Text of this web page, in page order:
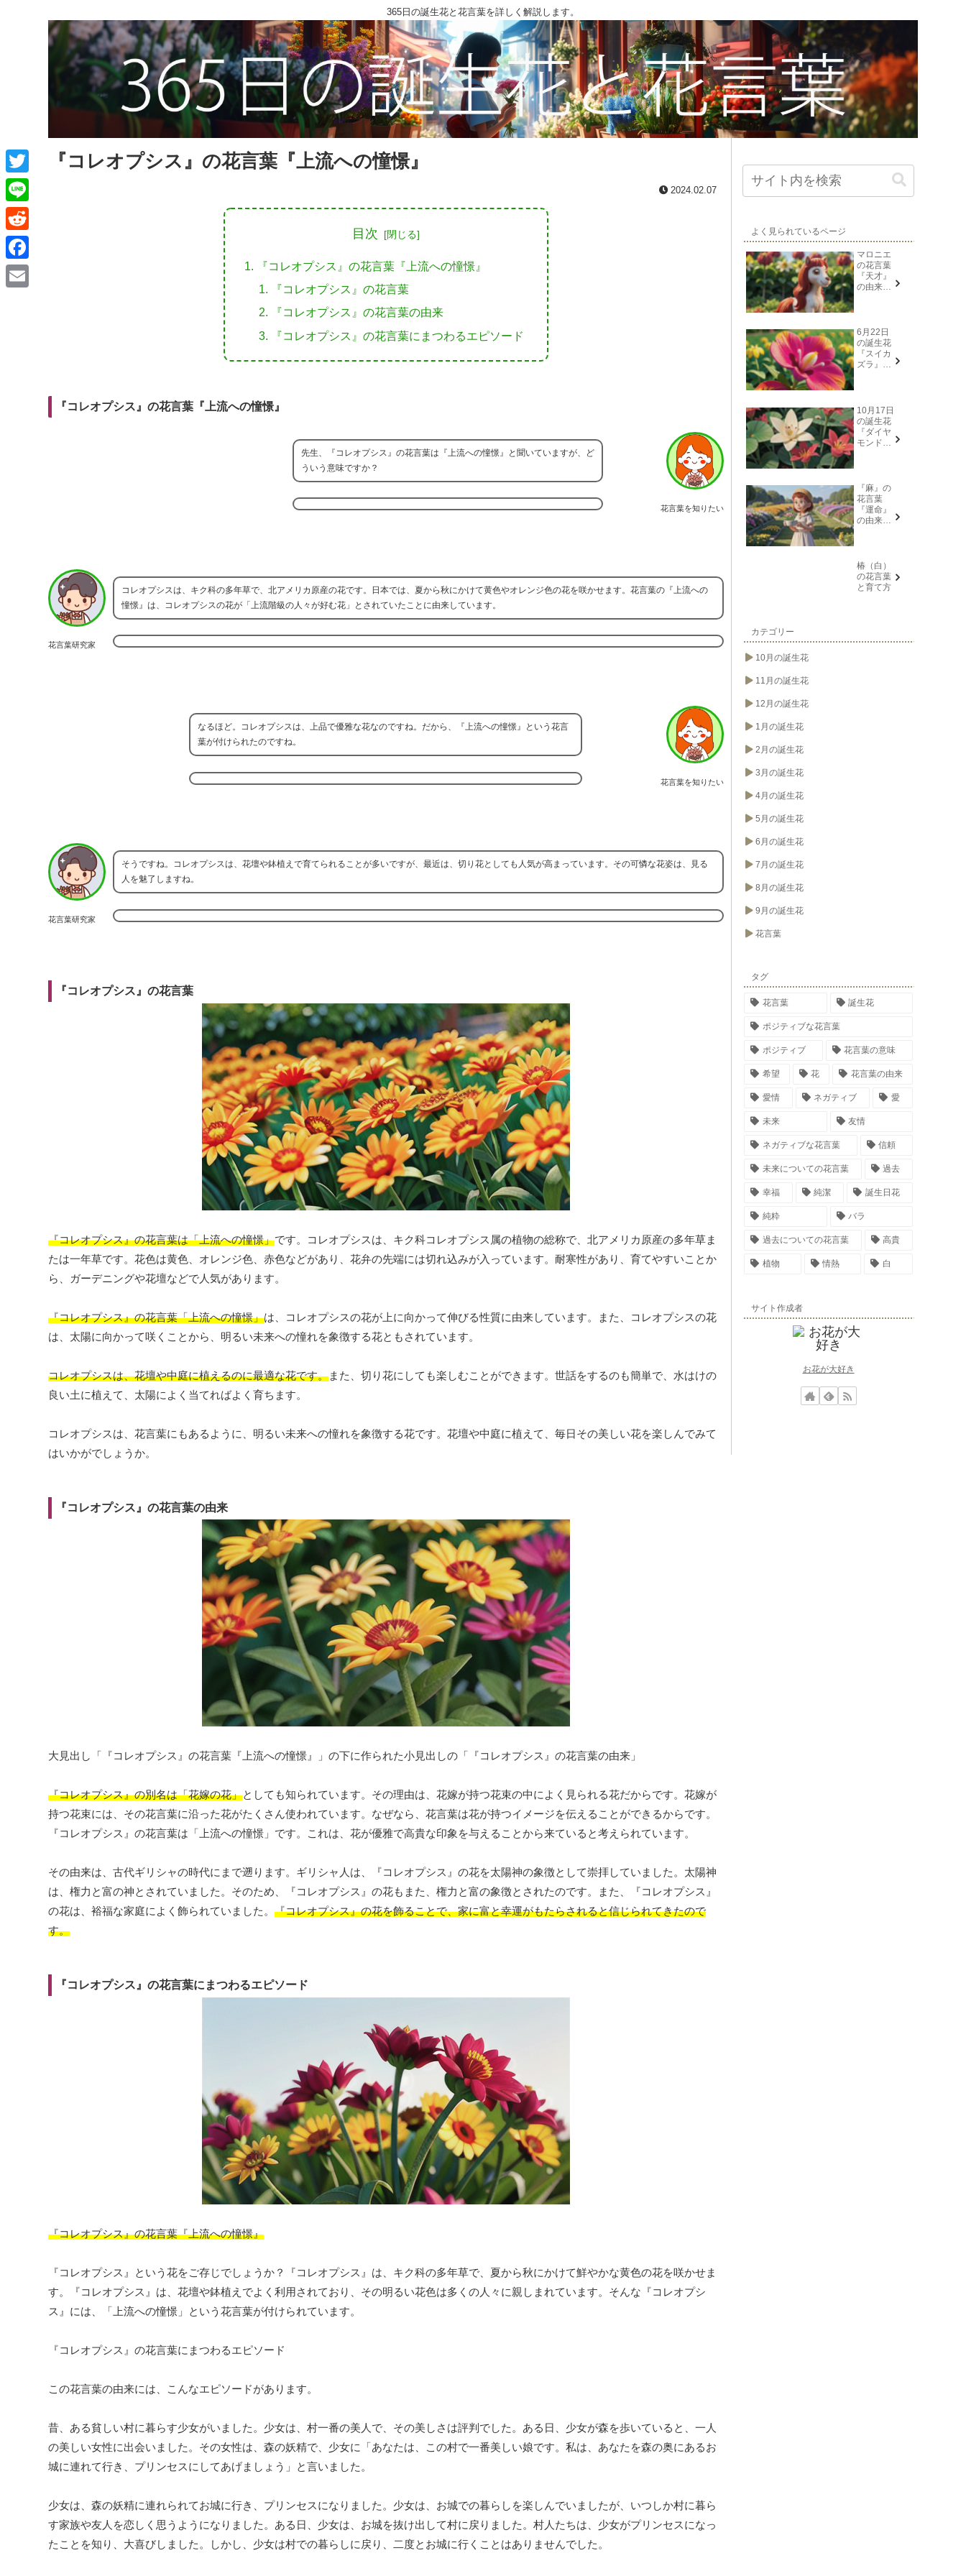
365日の誕生花と花言葉を詳しく解説します。
『コレオプシス』の花言葉『上流への憧憬』
2024.02.07
目次
『コレオプシス』の花言葉『上流への憧憬』
『コレオプシス』の花言葉
『コレオプシス』の花言葉の由来
『コレオプシス』の花言葉にまつわるエピソード
『コレオプシス』の花言葉『上流への憧憬』
花言葉を知りたい
先生、『コレオプシス』の花言葉は『上流への憧憬』と聞いていますが、ど
ういう意味ですか？
花言葉研究家
コレオプシスは、キク科の多年草で、北アメリカ原産の花です。日本では、夏から秋にかけて黄色やオレンジ色の花を咲かせます。花言葉の『上流への
憧憬』は、コレオプシスの花が「上流階級の人々が好む花」とされていたことに由来しています。
花言葉を知りたい
なるほど。コレオプシスは、上品で優雅な花なのですね。だから、『上流への憧憬』という花言
葉が付けられたのですね。
花言葉研究家
そうですね。コレオプシスは、花壇や鉢植えで育てられることが多いですが、最近は、切り花としても人気が高まっています。その可憐な花姿は、見る
人を魅了しますね。
『コレオプシス』の花言葉
『コレオプシス』の花言葉は「上流への憧憬」です。コレオプシスは、キク科コレオプシス属の植物の総称で、北アメリカ原産の多年草ま
たは一年草です。花色は黄色、オレンジ色、赤色などがあり、花弁の先端には切れ込みが入っています。耐寒性があり、育てやすいことか
ら、ガーデニングや花壇などで人気があります。
『コレオプシス』の花言葉「上流への憧憬」は、コレオプシスの花が上に向かって伸びる性質に由来しています。また、コレオプシスの花
は、太陽に向かって咲くことから、明るい未来への憧れを象徴する花ともされています。
コレオプシスは、花壇や中庭に植えるのに最適な花です。また、切り花にしても楽しむことができます。世話をするのも簡単で、水はけの
良い土に植えて、太陽によく当てればよく育ちます。
コレオプシスは、花言葉にもあるように、明るい未来への憧れを象徴する花です。花壇や中庭に植えて、毎日その美しい花を楽しんでみて
はいかがでしょうか。
『コレオプシス』の花言葉の由来
大見出し「『コレオプシス』の花言葉『上流への憧憬』」の下に作られた小見出しの「『コレオプシス』の花言葉の由来」
『コレオプシス』の別名は「花嫁の花」としても知られています。その理由は、花嫁が持つ花束の中によく見られる花だからです。花嫁が
持つ花束には、その花言葉に沿った花がたくさん使われています。なぜなら、花言葉は花が持つイメージを伝えることができるからです。
『コレオプシス』の花言葉は「上流への憧憬」です。これは、花が優雅で高貴な印象を与えることから来ていると考えられています。
その由来は、古代ギリシャの時代にまで遡ります。ギリシャ人は、『コレオプシス』の花を太陽神の象徴として崇拝していました。太陽神
は、権力と富の神とされていました。そのため、『コレオプシス』の花もまた、権力と富の象徴とされたのです。また、『コレオプシス』
の花は、裕福な家庭によく飾られていました。 『コレオプシス』の花を飾ることで、家に富と幸運がもたらされると信じられてきたので
す。
『コレオプシス』の花言葉にまつわるエピソード
『コレオプシス』の花言葉『上流への憧憬』
『コレオプシス』という花をご存じでしょうか？『コレオプシス』は、キク科の多年草で、夏から秋にかけて鮮やかな黄色の花を咲かせま
す。『コレオプシス』は、花壇や鉢植えでよく利用されており、その明るい花色は多くの人々に親しまれています。そんな『コレオプシ
ス』には、「上流への憧憬」という花言葉が付けられています。
『コレオプシス』の花言葉にまつわるエピソード
この花言葉の由来には、こんなエピソードがあります。
昔、ある貧しい村に暮らす少女がいました。少女は、村一番の美人で、その美しさは評判でした。ある日、少女が森を歩いていると、一人
の美しい女性に出会いました。その女性は、森の妖精で、少女に「あなたは、この村で一番美しい娘です。私は、あなたを森の奥にあるお
城に連れて行き、プリンセスにしてあげましょう」と言いました。
少女は、森の妖精に連れられてお城に行き、プリンセスになりました。少女は、お城での暮らしを楽しんでいましたが、いつしか村に暮ら
す家族や友人を恋しく思うようになりました。ある日、少女は、お城を抜け出して村に戻りました。村人たちは、少女がプリンセスになっ
たことを知り、大喜びしました。しかし、少女は村での暮らしに戻り、二度とお城に行くことはありませんでした。
よく見られているページ
マロニエ
の花言葉
『天才』
の由来と
6月22日
の誕生花
『スイカ
ズラ』花
10月17日
の誕生花
『ダイヤ
モンドリ
楽しみ
に、忍
耐、箱入
り娘)』に
『麻』の
花言葉
『運命』
の由来と
椿（白）
の花言葉
と育て方
カテゴリー
10月の誕生花
11月の誕生花
12月の誕生花
1月の誕生花
2月の誕生花
3月の誕生花
4月の誕生花
5月の誕生花
6月の誕生花
7月の誕生花
8月の誕生花
9月の誕生花
花言葉
タグ
花言葉 誕生花
ポジティブな花言葉
ポジティブ 花言葉の意味
希望 花 花言葉の由来
愛情 ネガティブ 愛
未来 友情
ネガティブな花言葉 信頼
未来についての花言葉 過去
幸福 純潔 誕生日花
純粋 バラ
過去についての花言葉 高貴
植物 情熱 白
サイト作成者
お花が大好き
T
w
i
t
L
i
n
e
R
e
d
F